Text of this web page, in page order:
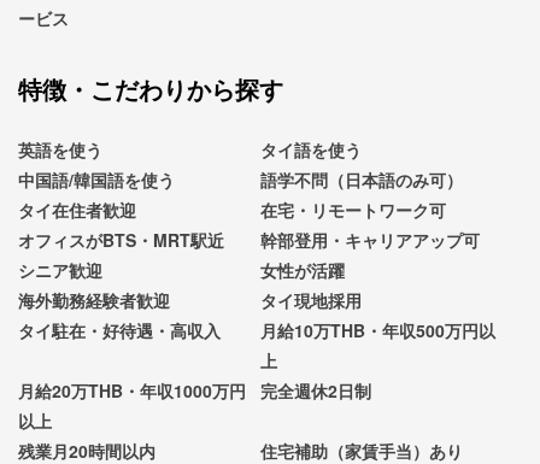
ービス
特徴・こだわりから探す
英語を使う
タイ語を使う
中国語/韓国語を使う
語学不問（日本語のみ可）
タイ在住者歓迎
在宅・リモートワーク可
オフィスがBTS・MRT駅近
幹部登用・キャリアアップ可
シニア歓迎
女性が活躍
海外勤務経験者歓迎
タイ現地採用
タイ駐在・好待遇・高収入
月給10万THB・年収500万円以
上
月給20万THB・年収1000万円
以上
完全週休2日制
残業月20時間以内
住宅補助（家賃手当）あり